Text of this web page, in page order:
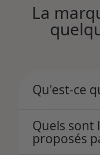
La
Qu'est-ce
Quels sont
proposés